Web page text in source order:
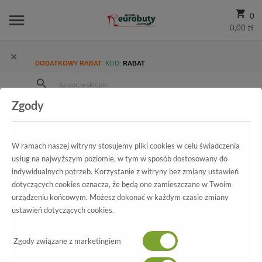
0
0,00 zł
DODATKOWY RABAT KOD: RABAT
Zgody
W ramach naszej witryny stosujemy pliki cookies w celu świadczenia
usług na najwyższym poziomie, w tym w sposób dostosowany do
indywidualnych potrzeb. Korzystanie z witryny bez zmiany ustawień
dotyczących cookies oznacza, że będą one zamieszczane w Twoim
urządzeniu końcowym. Możesz dokonać w każdym czasie zmiany
ustawień dotyczących cookies.
Zgody związane z marketingiem